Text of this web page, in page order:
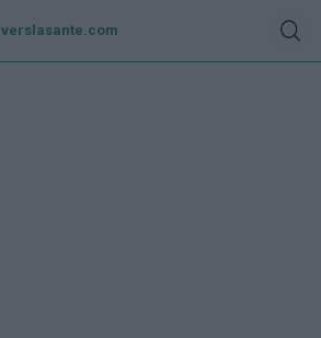
verslasante.com